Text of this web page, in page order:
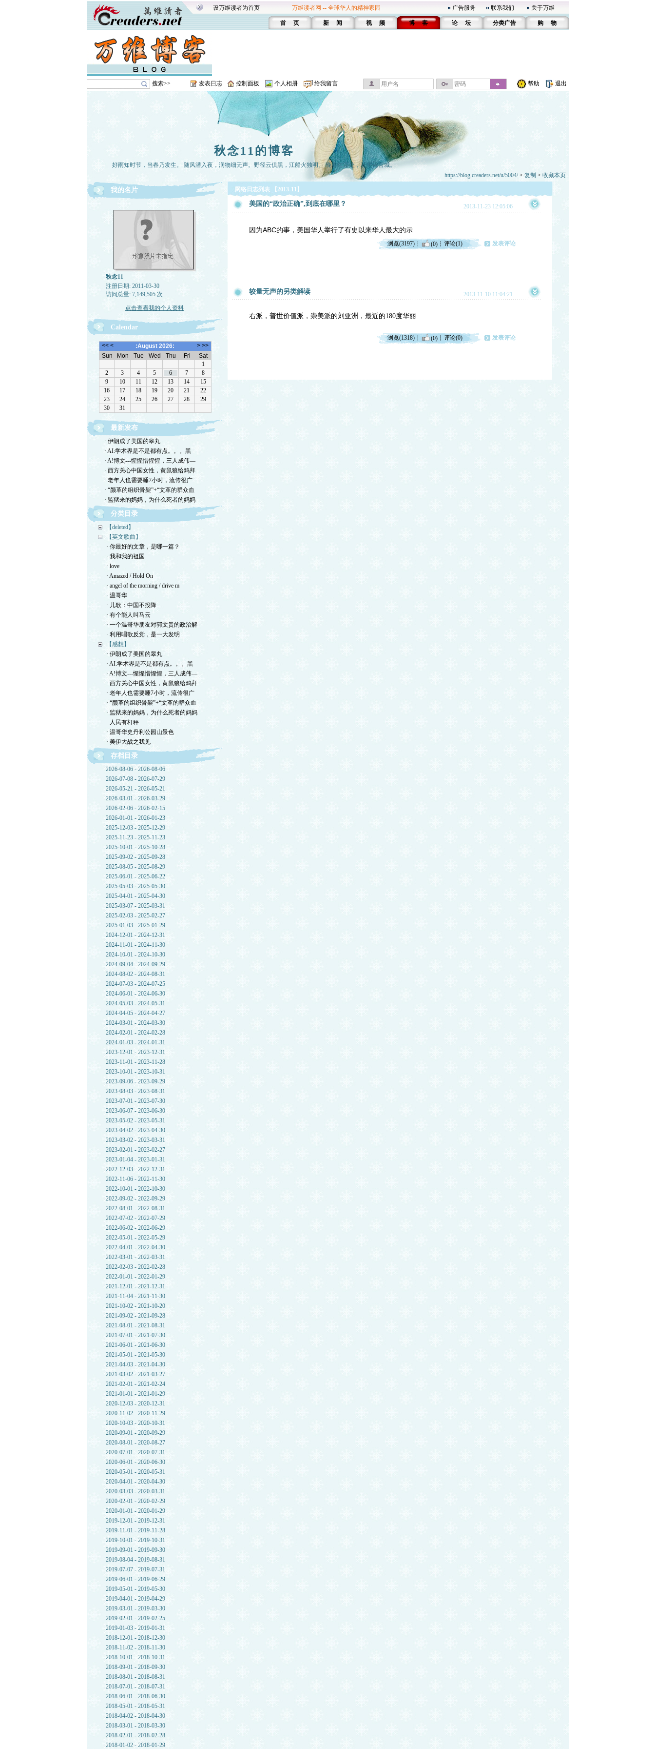
设万维读者为首页 万维读者网 -- 全球华人的精神家园 广告服务 联系我们 关于万维
首 页 新 闻 视 频 博 客 论 坛 分类广告 购 物
搜索>> 发表日志 控制面板 个人相册 给我留言 帮助 退出
秋念11的博客
好雨知时节，当春乃发生。 随风潜入夜，润物细无声。野径云俱黑，江船火独明。 晚看红湿处，花重锦官城。
https://blog.creaders.net/u/5004/> 复制 > 收藏本页
我的名片
秋念11
注册日期: 2011-03-30
访问总量: 7,149,505 次
点击查看我的个人资料
Calendar
最新发布
· 伊朗成了美国的睾丸
· AI:学术界是不是都有点。。。黑
· A!博文---惺惺惜惺惺，三人成伟—
· 西方关心中国女性，黄鼠狼给鸡拜
· 老年人也需要睡7小时，流传很广
· “颜革的组织骨架”+“文革的群众血
· 监狱来的妈妈，为什么死者的妈妈
分类目录
【deleted】
【英文歌曲】
· 你最好的文章，是哪一篇？
· 我和我的祖国
· love
· Amazed / Hold On
· angel of the morning / drive m
· 温哥华
· 儿歌：中国不投降
· 有个能人叫马云
· 一个温哥华朋友对郭文贵的政治解
· 利用唱歌反党，是一大发明
【感想】
· 伊朗成了美国的睾丸
· AI:学术界是不是都有点。。。黑
· A!博文---惺惺惜惺惺，三人成伟—
· 西方关心中国女性，黄鼠狼给鸡拜
· 老年人也需要睡7小时，流传很广
· “颜革的组织骨架”+“文革的群众血
· 监狱来的妈妈，为什么死者的妈妈
· 人民有杆秤
· 温哥华史丹利公园山景色
· 美伊大战之我见
存档目录
2026-08-06 - 2026-08-06
2026-07-08 - 2026-07-29
2026-05-21 - 2026-05-21
2026-03-01 - 2026-03-29
2026-02-06 - 2026-02-15
2026-01-01 - 2026-01-23
2025-12-03 - 2025-12-29
2025-11-23 - 2025-11-23
2025-10-01 - 2025-10-28
2025-09-02 - 2025-09-28
2025-08-05 - 2025-08-29
2025-06-01 - 2025-06-22
2025-05-03 - 2025-05-30
2025-04-01 - 2025-04-30
2025-03-07 - 2025-03-31
2025-02-03 - 2025-02-27
2025-01-03 - 2025-01-29
2024-12-01 - 2024-12-31
2024-11-01 - 2024-11-30
2024-10-01 - 2024-10-30
2024-09-04 - 2024-09-29
2024-08-02 - 2024-08-31
2024-07-03 - 2024-07-25
2024-06-01 - 2024-06-30
2024-05-03 - 2024-05-31
2024-04-05 - 2024-04-27
2024-03-01 - 2024-03-30
2024-02-01 - 2024-02-28
2024-01-03 - 2024-01-31
2023-12-01 - 2023-12-31
2023-11-01 - 2023-11-28
2023-10-01 - 2023-10-31
2023-09-06 - 2023-09-29
2023-08-03 - 2023-08-31
2023-07-01 - 2023-07-30
2023-06-07 - 2023-06-30
2023-05-02 - 2023-05-31
2023-04-02 - 2023-04-30
2023-03-02 - 2023-03-31
2023-02-01 - 2023-02-27
2023-01-04 - 2023-01-31
2022-12-03 - 2022-12-31
2022-11-06 - 2022-11-30
2022-10-01 - 2022-10-30
2022-09-02 - 2022-09-29
2022-08-01 - 2022-08-31
2022-07-02 - 2022-07-29
2022-06-02 - 2022-06-29
2022-05-01 - 2022-05-29
2022-04-01 - 2022-04-30
2022-03-01 - 2022-03-31
2022-02-03 - 2022-02-28
2022-01-01 - 2022-01-29
2021-12-01 - 2021-12-31
2021-11-04 - 2021-11-30
2021-10-02 - 2021-10-20
2021-09-02 - 2021-09-28
2021-08-01 - 2021-08-31
2021-07-01 - 2021-07-30
2021-06-01 - 2021-06-30
2021-05-01 - 2021-05-30
2021-04-03 - 2021-04-30
2021-03-02 - 2021-03-27
2021-02-01 - 2021-02-24
2021-01-01 - 2021-01-29
2020-12-03 - 2020-12-31
2020-11-02 - 2020-11-29
2020-10-03 - 2020-10-31
2020-09-01 - 2020-09-29
2020-08-01 - 2020-08-27
2020-07-01 - 2020-07-31
2020-06-01 - 2020-06-30
2020-05-01 - 2020-05-31
2020-04-01 - 2020-04-30
2020-03-03 - 2020-03-31
2020-02-01 - 2020-02-29
2020-01-01 - 2020-01-29
2019-12-01 - 2019-12-31
2019-11-01 - 2019-11-28
2019-10-01 - 2019-10-31
2019-09-01 - 2019-09-30
2019-08-04 - 2019-08-31
2019-07-07 - 2019-07-31
2019-06-01 - 2019-06-29
2019-05-01 - 2019-05-30
2019-04-01 - 2019-04-29
2019-03-01 - 2019-03-30
2019-02-01 - 2019-02-25
2019-01-03 - 2019-01-31
2018-12-01 - 2018-12-30
2018-11-02 - 2018-11-30
2018-10-01 - 2018-10-31
2018-09-01 - 2018-09-30
2018-08-01 - 2018-08-31
2018-07-01 - 2018-07-31
2018-06-01 - 2018-06-30
2018-05-01 - 2018-05-31
2018-04-02 - 2018-04-30
2018-03-01 - 2018-03-30
2018-02-01 - 2018-02-28
2018-01-02 - 2018-01-29
网络日志列表 【2013-11】
美国的“政治正确”,到底在哪里？ 2013-11-23 12:05:06
因为ABC的事，美国华人举行了有史以来华人最大的示
浏览(3197) (0) 评论(1) 发表评论
较量无声的另类解读 2013-11-10 11:04:21
右派，普世价值派，崇美派的刘亚洲，最近的180度华丽
浏览(1318) (0) 评论(0) 发表评论